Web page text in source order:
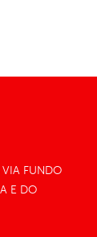
VIA FUNDO
E DO